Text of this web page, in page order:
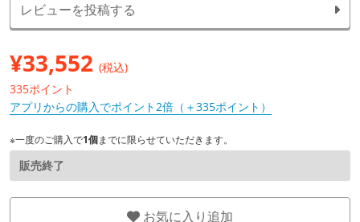
レビューを投稿する
¥33,552 (税込)
335ポイント
アプリからの購入でポイント2倍（＋335ポイント）
※一度のご購入で1個までに限らせていただきます。
販売終了
お気に入り追加